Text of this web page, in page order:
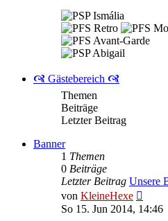
🙧 Gästebereich 🙧
Themen
Beiträge
Letzter Beitrag
Banner
1 Themen
0 Beiträge
Letzter Beitrag Unsere
von KleineHexe
Beitrag
So 15. Jun 2014, 14:46